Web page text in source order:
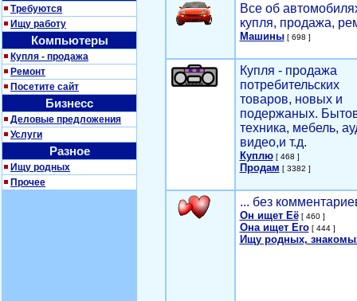
Требуются
Ищу работу
Компьютеры
Купля - продажа
Ремонт
Посетите сайт
Бизнесс
Деловые предложения
Услуги
Разное
Ищу родных
Прочее
Все об
купля, продажа,
Машины[ 698 ]
Купля - продажа
потребительских
товаров, новых и
подержаных.
техника, мебель,
видео,и т.д.
Куплю[ 468 ]
Продам [ 3382 ]
... без
Он ищет Её[ 460 ]
Она ищет Его[ 444 ]
Ищу родных,